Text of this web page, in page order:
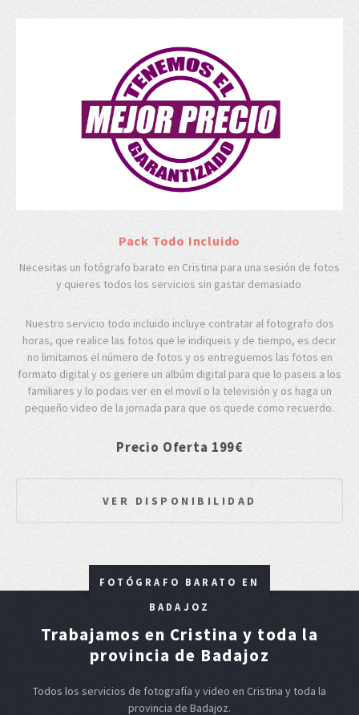
Pack Todo Incluido
Necesitas un fotógrafo barato en Cristina para una sesión de fotos
y quieres todos los servicios sin gastar demasiado
Nuestro servicio todo incluido incluye contratar al fotografo dos
horas, que realice las fotos que le indiqueis y de tiempo, es decir
no limitamos el número de fotos y os entreguemos las fotos en
formato digital y os genere un albúm digital para que lo paseis a los
familiares y lo podais ver en el movil o la televisión y os haga un
pequeño video de la jornada para que os quede como recuerdo.
Precio Oferta 199€
VER DISPONIBILIDAD
FOTÓGRAFO BARATO EN
BADAJOZ
Trabajamos en Cristina y toda la
provincia de Badajoz
Todos los servicios de fotografía y video en Cristina y toda la
provincia de Badajoz.